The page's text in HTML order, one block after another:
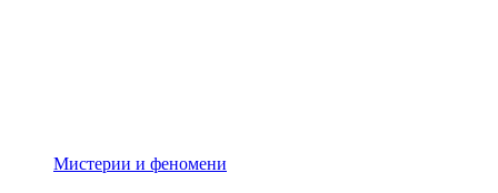
Мистерии и феномени